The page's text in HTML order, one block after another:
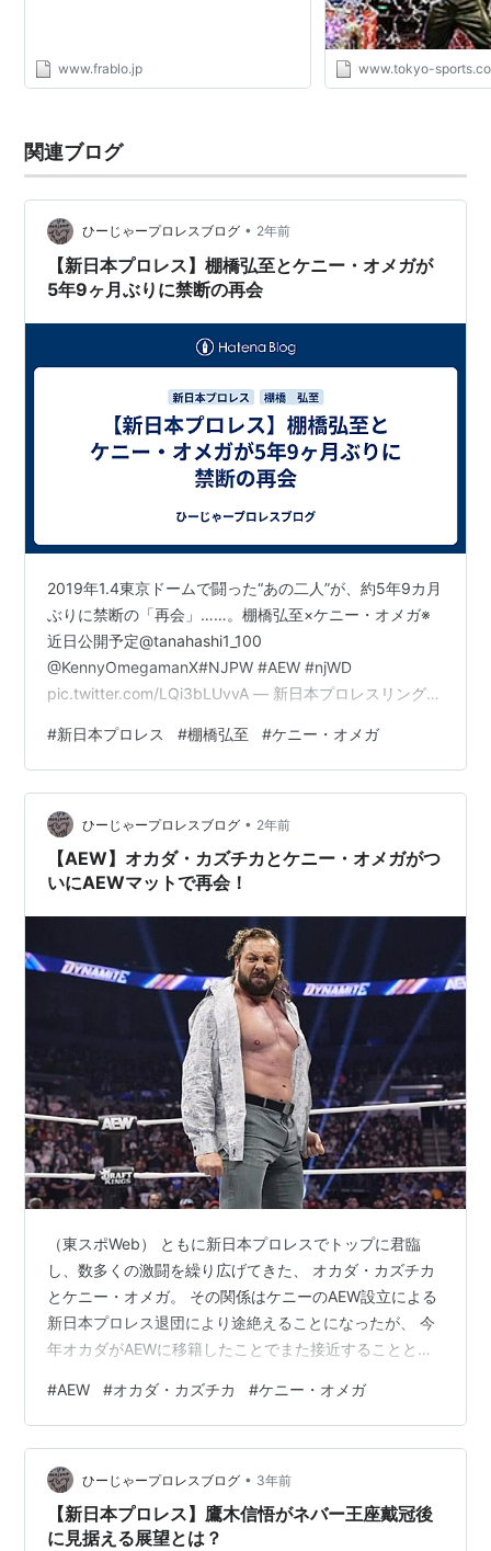
www.frablo.jp www.tokyo-
関連ブログ
ひーじゃープロレスブログ • 2年前
【新日本プロレス】棚橋弘至とケニー・オメガが
5年9ヶ月ぶりに禁断の再会
2019年1.4東京ドームで闘った“あの二人”が、約5年9カ月
ぶりに禁断の「再会」……。棚橋弘至×ケニー・オメガ※
近日公開予定@tanahashi1_100
@KennyOmegamanX#NJPW #AEW #njWD
pic.twitter.com/LQi3bLUvvA — 新日本プロレスリング株
www.youtube.com 2019年1.4東京ドームでお互いのイデ
オロギーをかけて、 IWGPヘビー級王座を賭けて戦った
棚橋弘至とケニー・オメガ。 その後二人の道は別々に分
かれたが、今回5年9ヶ月ぶりに”再会”をはたす。 新日本
プロレス社…
#新日本プロレス #棚橋弘至 #ケニー・オメガ
ひーじゃープロレスブログ • 2年前
【AEW】オカダ・カズチカとケニー・オメガがつ
いにAEWマットで再会！
（東スポWeb） ともに新日本プロレスでトップに君臨
し、数多くの激闘を繰り広げてきた、 オカダ・カズチカ
とケニー・オメガ。 その関係はケニーのAEW設立による
新日本プロレス退団により途絶えることになったが、 今
年オカダがAEWに移籍したことでまた接近することとな
ご存知の通り、 もともとケニー・オメガがいたTHE
ELITEに加入したわけだが、 その際にEVP’ｓ（ヤングバ
ックス）によりケニーがエリートを追放され、 またケニ
ーも長期欠場中であったため、直接向き合うことはなか
った。 しかしそのケニーが先日のDynamiteに登場したこ
とで、その…
#AEW #オカダ・カズチカ #ケニー・オメガ
ひーじゃープロレスブログ • 3年前
【新日本プロレス】鷹木信悟がネバー王座戴冠後
に見据える展望とは？